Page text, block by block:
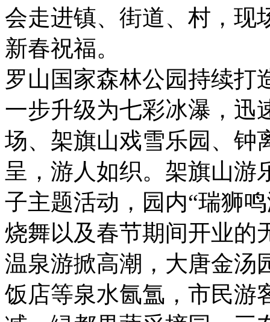
会走进镇、街道、村，现
新春祝福。
罗山国家森林公园持续打
一步升级为七彩冰瀑，迅
场、架旗山戏雪乐园、钟
呈，游人如织。架旗山游
子主题活动，园内“瑞狮
烧舞以及春节期间开业的
温泉游掀高潮，大唐金汤
饭店等泉水氤氲，市民游